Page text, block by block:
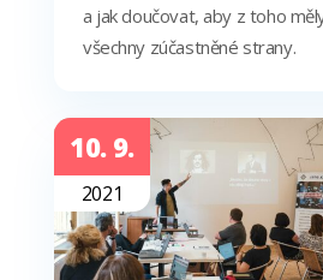
a jak doučovat, aby z toho
všechny zúčastněné strany.
10. 9.
2021